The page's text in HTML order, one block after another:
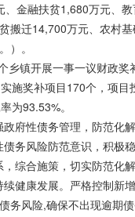
、金融扶贫1,680万元、
搬迁14,700万元、农村
）。
镇开展一事一议财政奖
施奖补项目170个，项目
为93.53%。
府性债务管理，防范化
务风险防范意识，积极
综合施策，切实防范化
健康发展。严格控制新
务风险,确保不出现逾期